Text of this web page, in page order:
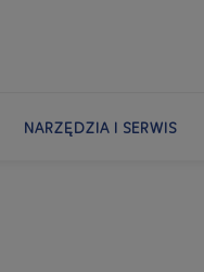
NARZĘDZIA I SERWIS